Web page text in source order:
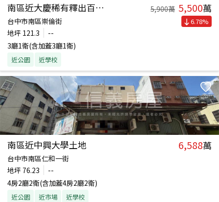
南區近大慶稀有釋出百坪地 5,900萬 5,500萬
台中市南區崇倫街
地坪 121.3
--
3廳1衛(含加蓋3廳1衛)
近公園 近學校
6.78%
南區近中興大學土地 6,588萬
台中市南區仁和一街
地坪 76.23
--
4房2廳2衛(含加蓋4房2廳2衛)
近公園 近市場 近學校